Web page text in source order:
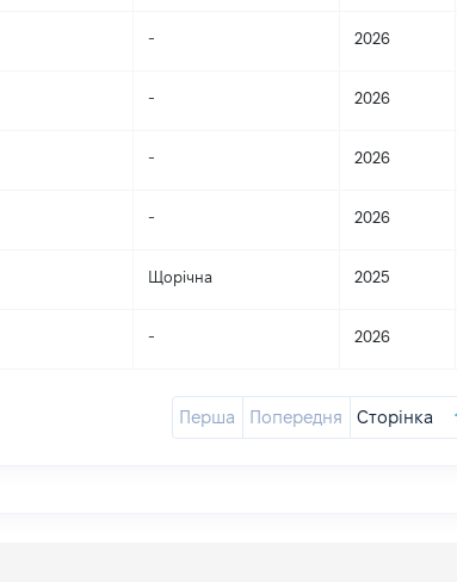
- 2026
- 2026
- 2026
- 2026
Щорічна 2025
- 2026
Перша Попередня Сторінка